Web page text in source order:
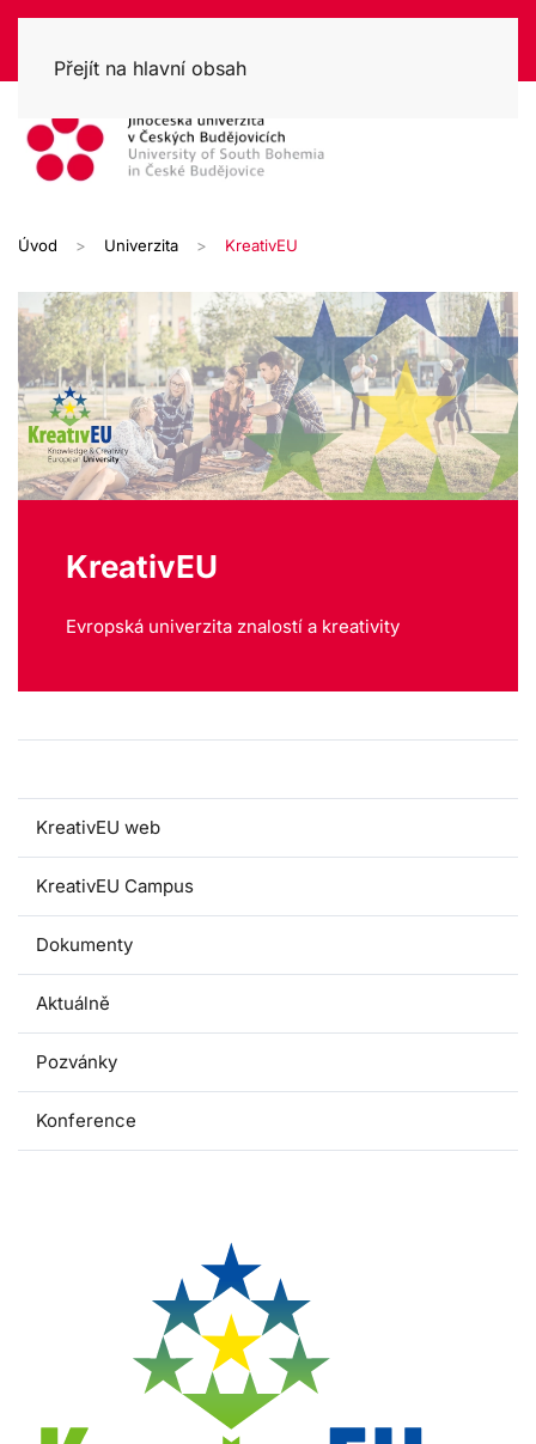
Přejít na hlavní obsah
Úvod Univerzita KreativEU
KreativEU
Evropská univerzita znalostí a kreativity
KreativEU web
KreativEU Campus
Dokumenty
Aktuálně
Pozvánky
Konference